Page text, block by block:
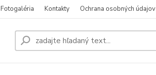
Fotogaléria Kontakty Ochrana osobných údajov